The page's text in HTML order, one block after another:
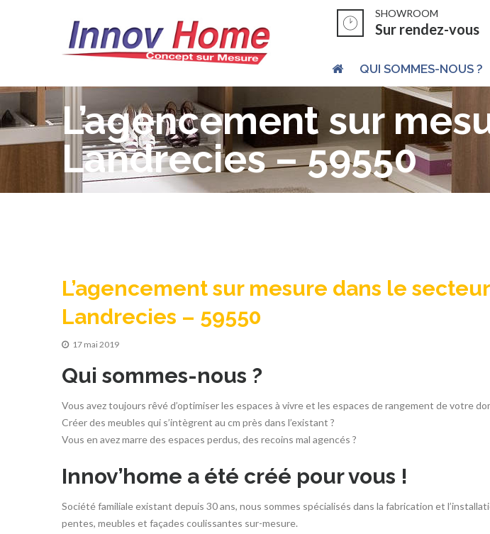
SHOWROOM
Sur rendez-vous
QUI SOMMES-NOUS ?
L’agencement sur
Landrecies – 59550
L’agencement sur mesure dans le
Landrecies – 59550
17 mai 2019
Qui sommes-nous ?
Vous avez toujours rêvé d’optimiser les espaces à vivre et les espaces de rangement de votre
Créer des meubles qui s’intègrent au cm près dans l’existant ?
Vous en avez marre des espaces perdus, des recoins mal agencés ?
Innov’home a été créé pour vous !
Société familiale existant depuis 30 ans, nous sommes spécialisés dans la fabrication et
pentes, meubles et façades coulissantes sur-mesure.